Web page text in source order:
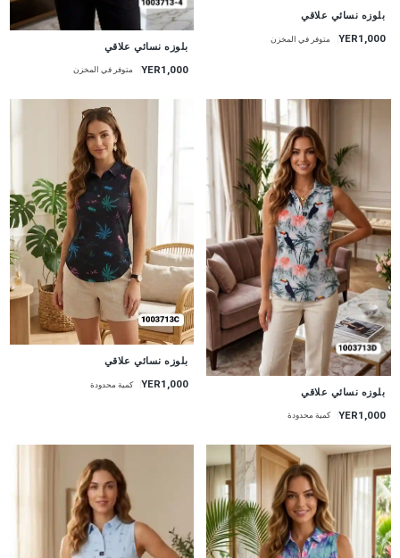
جديد
بلوزه نسائي علاقي
YER1,000 متوفر في المخزن
بلوزه نسائي علاقي
YER1,000 متوفر في المخزن
بلوزه نسائي علاقي
YER1,000 كمية محدودة
بلوزه نسائي علاقي
YER1,000 كمية محدودة